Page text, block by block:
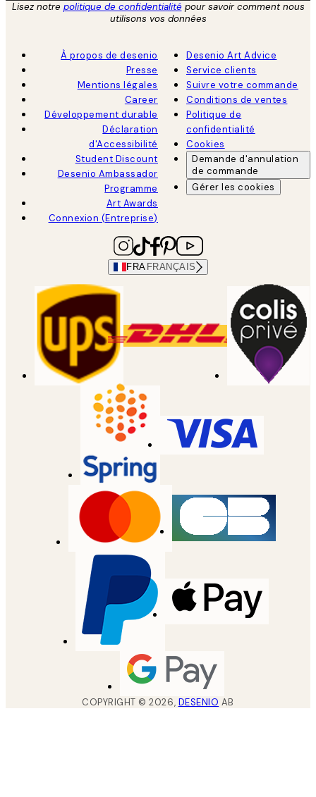
Lisez notre politique de confidentialitépour savoir comment nous
utilisons vos données
À propos de desenio
Presse
Mentions légales
Career
Développement durable
Déclaration
d'Accessibilité
Student Discount
Desenio Ambassador
Programme
Art Awards
Connexion (Entreprise)
Desenio Art Advice
Service clients
Suivre votre commande
Conditions de ventes
Politique de
confidentialité
Cookies
Demande d'annulation
de commande
Gérer les cookies
FRA FRANÇAIS
COPYRIGHT ©2026, DESENIO AB